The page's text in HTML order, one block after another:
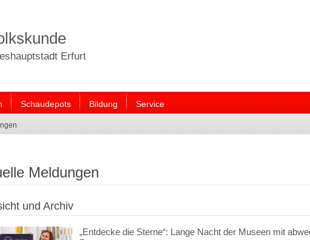
Erfurt
Schaudepots Bildung Service
Meldungen
und Archiv
„Entdecke die Sterne“: Lange Nacht der Museen mit